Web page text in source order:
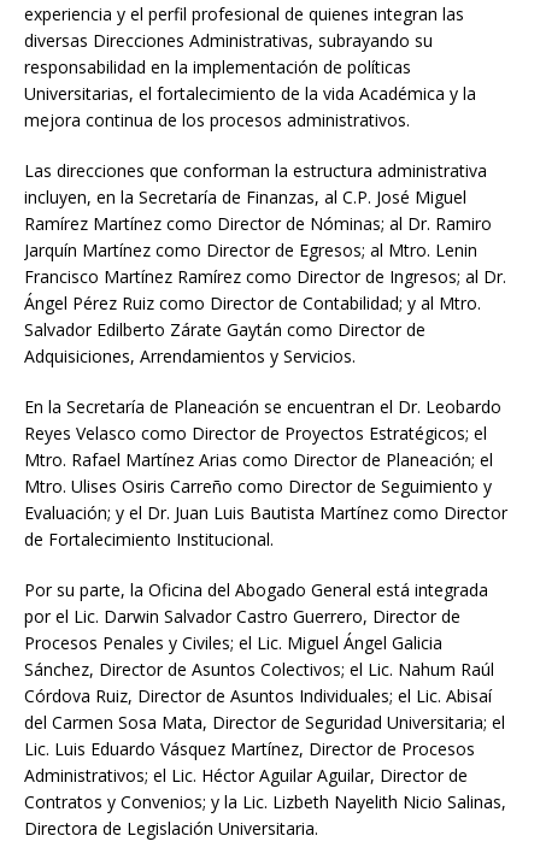
experiencia y el perfil profesional de quienes integran las
diversas Direcciones Administrativas, subrayando su
responsabilidad en la implementación de políticas
Universitarias, el fortalecimiento de la vida Académica y la
mejora continua de los procesos administrativos.
Las direcciones que conforman la estructura administrativa
incluyen, en la Secretaría de Finanzas, al C.P. José Miguel
Ramírez Martínez como Director de Nóminas; al Dr. Ramiro
Jarquín Martínez como Director de Egresos; al Mtro. Lenin
Francisco Martínez Ramírez como Director de Ingresos; al Dr.
Ángel Pérez Ruiz como Director de Contabilidad; y al Mtro.
Salvador Edilberto Zárate Gaytán como Director de
Adquisiciones, Arrendamientos y Servicios.
En la Secretaría de Planeación se encuentran el Dr. Leobardo
Reyes Velasco como Director de Proyectos Estratégicos; el
Mtro. Rafael Martínez Arias como Director de Planeación; el
Mtro. Ulises Osiris Carreño como Director de Seguimiento y
Evaluación; y el Dr. Juan Luis Bautista Martínez como Director
de Fortalecimiento Institucional.
Por su parte, la Oficina del Abogado General está integrada
por el Lic. Darwin Salvador Castro Guerrero, Director de
Procesos Penales y Civiles; el Lic. Miguel Ángel Galicia
Sánchez, Director de Asuntos Colectivos; el Lic. Nahum Raúl
Córdova Ruiz, Director de Asuntos Individuales; el Lic. Abisaí
del Carmen Sosa Mata, Director de Seguridad Universitaria; el
Lic. Luis Eduardo Vásquez Martínez, Director de Procesos
Administrativos; el Lic. Héctor Aguilar Aguilar, Director de
Contratos y Convenios; y la Lic. Lizbeth Nayelith Nicio Salinas,
Directora de Legislación Universitaria.